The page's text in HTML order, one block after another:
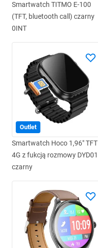
Smartwatch TITMO E-100
(TFT, bluetooth call) czarny
0INT
Outlet
Smartwatch Hoco 1,96" TFT
4G z fukcją rozmowy DYD01
czarny